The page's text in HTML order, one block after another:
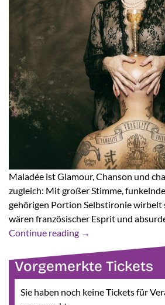
Maladée ist Glamour, Chanson und
zugleich: Mit großer Stimme,
gehörigen Portion Selbstironie wirbelt
wären französischer Esprit und
Continue reading →
Vorgemerkte Tickets
Sie haben noch keine Tickets für